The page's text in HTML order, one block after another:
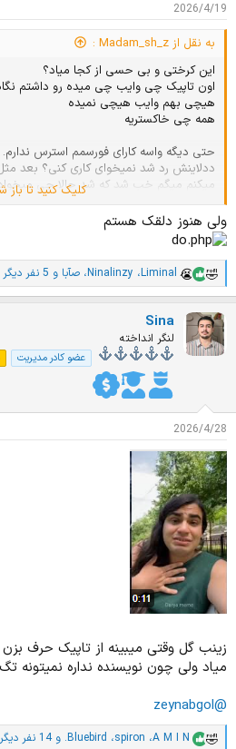
2026/4/19
به نقل از Madam_sh_z :
این کرختی و بی حسی از کجا میاد؟
اون تاپیک چی وایب چی میده رو داشتم
هیچی بهم وایب هیچی نمیده
همه چی خاکستریه
حتی دیگه واسه کارای فورسمم استرس
ددلاینش رد شد نمیخوای کاری کنی؟ بعد
میکنم میگم خب شد که شد حالا چی
یه "تهش که چی" قدرتمندی بهم مستولی شده
شکستش بدم
حتی نمیدونم چرا دارم اینا رو مینویسم.
شدن
کلیک کنید تا باز
ولی هنوز دلقک هستم
م
ی
ز
Liminal، Ninalinzy، صآبا و 5 نفر دیگر
Sina
لنگر انداخته
عضو کادر مدیریت
2026/4/28
زینب گل وقتی میبینه از تاپیک حرف
میاد ولی چون نویسنده نداره نمیتونه
@zeynabgol
A M I N، spiron، .Bluebird و 14 نفر دیگر